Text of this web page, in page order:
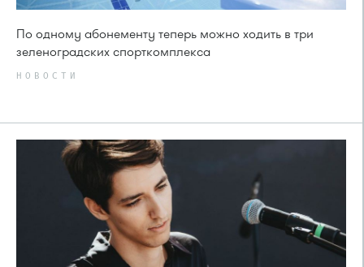
По одному абонементу теперь можно ходить в три
зеленоградских спорткомплекса
НОВОСТИ